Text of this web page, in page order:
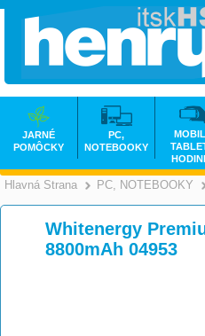
Hlavná Strana >
PC, NOTEBOOKY
Whitenergy
8800mAh 04953
JARNÉ
POMÔCKY
PC,
NOTEBOOKY